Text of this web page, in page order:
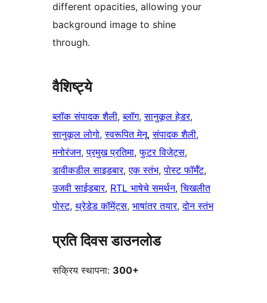
different opacities, allowing your
background image to shine
through.
वैशिष्ट्ये
ब्लॉक संपादक शैली, ब्लॉग, सानुकूल हेडर
सानुकूल लोगो, स्वरूपित मेनू, संपादक शैली
मनोरंजन, प्रमुख प्रतिमा, फुटर विजेट्स
डावीकडील साइडबार, एक स्तंभ, पोस्ट फॉर्मॅट
उजवी साईडबार, RTL भाषेचे समर्थन, चिखलीत
पोस्ट, थ्रेडेड कॉमेंट्स, भाषांतर तयार, दोन स्तंभ
प्रति दिवस डाउनलोड
सक्रिय स्थापना: 300+